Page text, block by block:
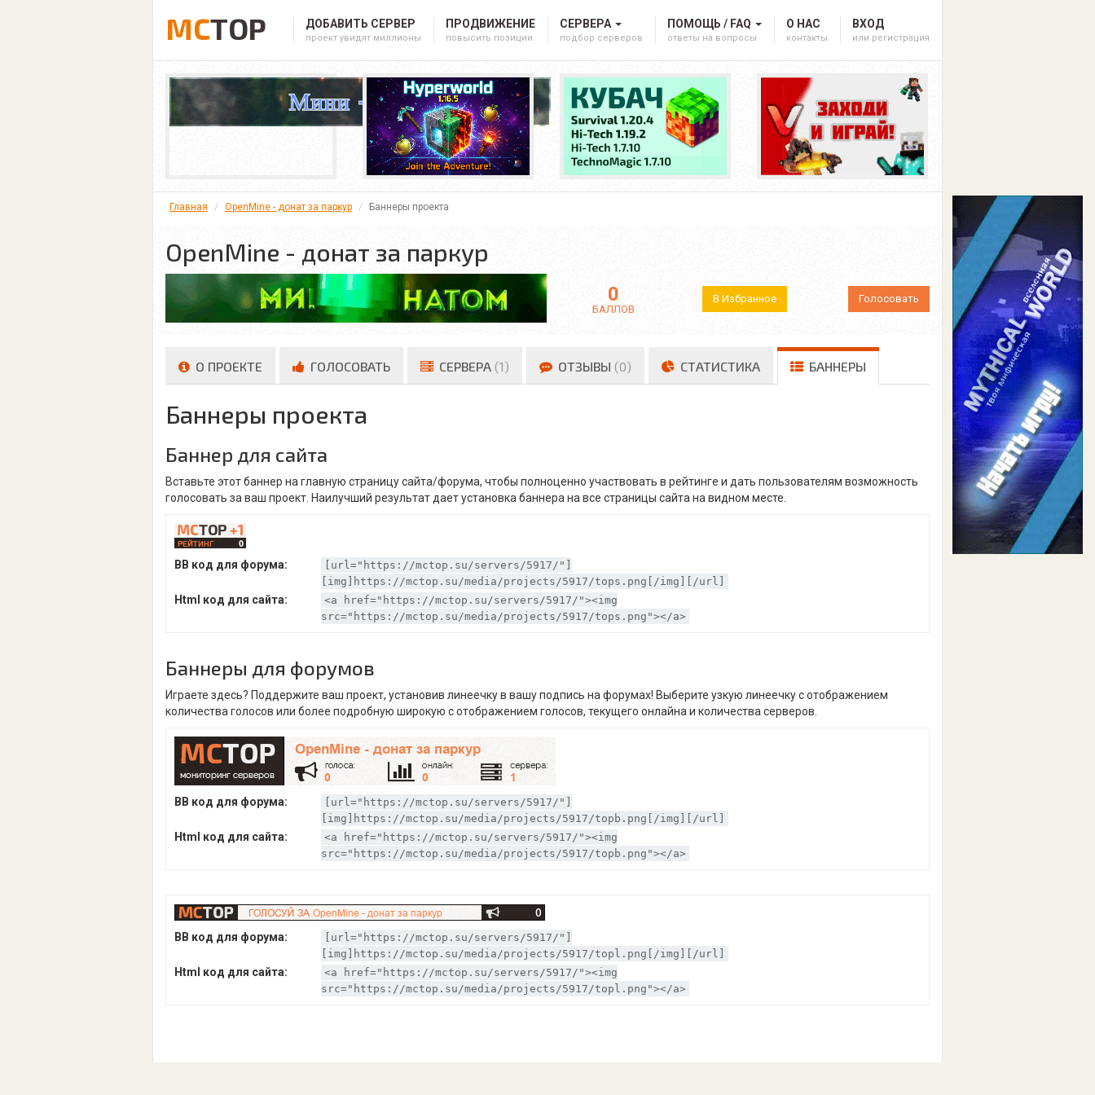
MCTOP ДОБАВИТЬ СЕРВЕР
проект увидят миллионы
ПРОДВИЖЕНИЕ
повысить позиции
СЕРВЕРА
подбор серверов
ПОМОЩЬ / FAQ
ответы на вопросы
О НАС
контакты
ВХОД
или регистрация
Главная OpenMine - донат за паркур Баннеры проекта
OpenMine - донат за паркур
0
БАЛЛОВ
В Избранное Голосовать
О ПРОЕКТЕ ГОЛОСОВАТЬ СЕРВЕРА (1) ОТЗЫВЫ (0) СТАТИСТИКА БАННЕРЫ
Баннеры проекта
Баннер для сайта
Вставьте этот баннер на главную страницу сайта/форума, чтобы полноценно участвовать в рейтинге и дать пользователям возможность
голосовать за ваш проект. Наилучший результат дает установка баннера на все страницы сайта на видном месте.
BB код для форума:
[url="https://mctop.su/servers/5917/"]
[img]https://mctop.su/media/projects/5917/tops.png[/img][/url]
Html код для сайта:
<a href="https://mctop.su/servers/5917/"><img
src="https://mctop.su/media/projects/5917/tops.png"></a>
Баннеры для форумов
Играете здесь? Поддержите ваш проект, установив линеечку в вашу подпись на форумах! Выберите узкую линеечку с отображением
количества голосов или более подробную широкую с отображением голосов, текущего онлайна и количества серверов.
BB код для форума:
[url="https://mctop.su/servers/5917/"]
[img]https://mctop.su/media/projects/5917/topb.png[/img][/url]
Html код для сайта:
<a href="https://mctop.su/servers/5917/"><img
src="https://mctop.su/media/projects/5917/topb.png"></a>
BB код для форума:
[url="https://mctop.su/servers/5917/"]
[img]https://mctop.su/media/projects/5917/topl.png[/img][/url]
Html код для сайта:
<a href="https://mctop.su/servers/5917/"><img
src="https://mctop.su/media/projects/5917/topl.png"></a>